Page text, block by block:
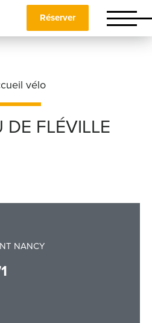
Réserver
vélo
DE FLÉVILLE
NANCY